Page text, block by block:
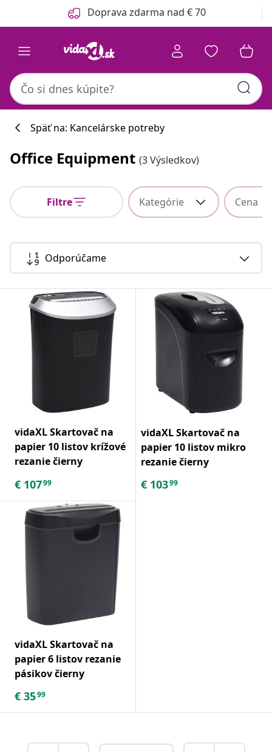
Predchádzajúce Doprava zdarma nad € 70
Späť na: Kancelárske potreby
Office Equipment (3 Výsledkov)
Filtre Kategórie Cena
Odporúčame
vidaXL Skartovač na
papier 10 listov krížové
rezanie čierny
€ 10799
vidaXL Skartovač na
papier 10 listov mikro
rezanie čierny
€ 10399
vidaXL Skartovač na
papier 6 listov rezanie
pásikov čierny
€ 3599